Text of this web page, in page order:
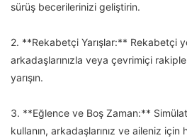
sürüş becerilerinizi geliştirin.
2. **Rekabetçi Yarışlar:** Rekabetçi
arkadaşlarınızla veya çevrimiçi
yarışın.
3. **Eğlence ve Boş Zaman:**
kullanın, arkadaşlarınız ve aileniz